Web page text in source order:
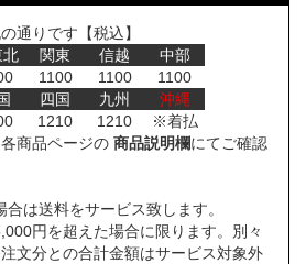
通りです【税込】
北 関東 信越
中部
1100 1100
1100
四国 九州
沖縄
1210 1210
※着払
商品ページの 商品説明欄にてご確認
は送料をサービス致します。
円を超えた場合に限ります。別々
文分との合計金額はサービス対象外